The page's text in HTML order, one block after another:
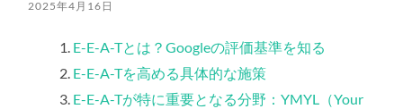
え
2025年4月16日
E-E-A-Tとは？Googleの評価基準を知る
E-E-A-Tを高める具体的な施策
E-E-A-Tが特に重要となる分野：YMYL（Your